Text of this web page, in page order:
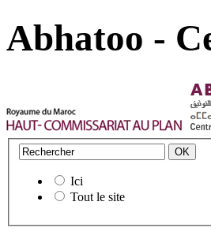
Abhatoo -
Ici
Tout le site